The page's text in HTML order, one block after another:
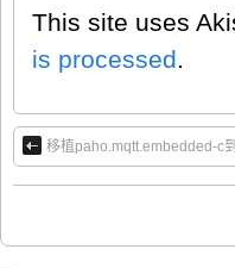
This site uses
is processed.
移植paho.mqtt.embedded-c